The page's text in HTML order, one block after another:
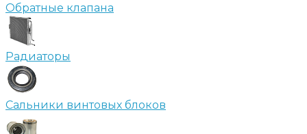
Обратные клапана
Радиаторы
Сальники винтовых блоков